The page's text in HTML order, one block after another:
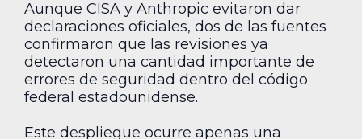
Aunque CISA y Anthropic evitaron dar
declaraciones oficiales, dos de las fuentes
confirmaron que las revisiones ya
detectaron una cantidad importante de
errores de seguridad dentro del código
federal estadounidense.
Este despliegue ocurre apenas una